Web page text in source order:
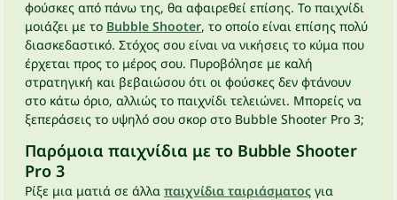
φούσκες από πάνω της, θα αφαιρεθεί επίσης. Το παιχνίδι
μοιάζει με το Bubble Shooter, το οποίο είναι επίσης πολύ
διασκεδαστικό. Στόχος σου είναι να νικήσεις το κύμα που
έρχεται προς το μέρος σου. Πυροβόλησε με καλή
στρατηγική και βεβαιώσου ότι οι φούσκες δεν φτάνουν
στο κάτω όριο, αλλιώς το παιχνίδι τελειώνει. Μπορείς να
ξεπεράσεις το υψηλό σου σκορ στο Bubble Shooter Pro 3;
Παρόμοια παιχνίδια με το Bubble Shooter
Pro 3
Ρίξε μια ματιά σε άλλα παιχνίδια ταιριάσματος για